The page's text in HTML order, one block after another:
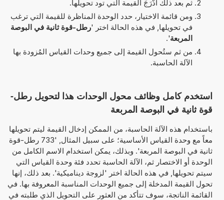
ثم بعد ذلك أَدْرَجَ القيمة التي تود تحويلها.
ومن قائمة الاختيار، حدد الوحدة المناظرة للقيمة التي ترغب
في تحويلها, في هذه الحالة اختر 'رطل-قوة ثانية في البوصة
المربعة'.
من ثم ستُحول القيمة إلى جميع وحدات القياس المُزودة بها
الآلة الحاسبة.
استخدم كامل وظائف محول الوحدات هذا لتحويل رطل-
قوة ثانية في البوصة المربعة
باستخدام هذه الآلة الحاسبة، من الممكن إدخال القيمة ليتم تحويلها
معاً مع وحدة القياس الأساسية؛ على سبيل المثال, '733 رطل-قوة
ثانية في البوصة المربعة'. وبذلك، يمكن استخدام الاسم الكامل من
الوحدة أو الاختصار ثم، الآلة الحاسبة تحدد فئة وحدة القياس التي
سيتم تحويلها, في هذه الحالة اختر 'لزوجة ديناميكية'. بعد ذلك، إنها
تحول القيمة المدخلة إلى جميع الوحدات المناسبة المعروفة بها. في
القائمة الناتجة، سوف تتأكد من العثور على التحويل الذي طلبته في